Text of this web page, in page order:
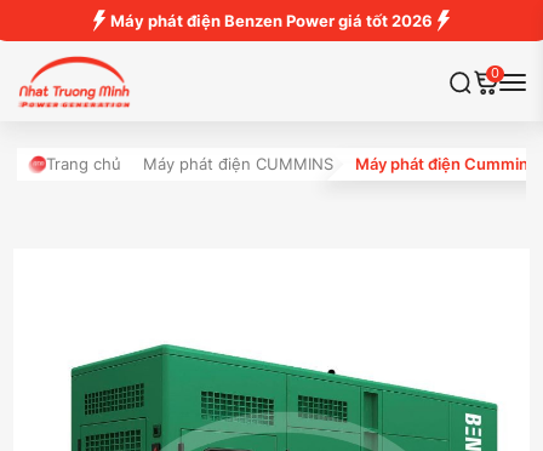
Máy phát điện Benzen Power giá tốt 2026
0
Trang chủ Máy phát điện CUMMINS Máy phát điện Cummins